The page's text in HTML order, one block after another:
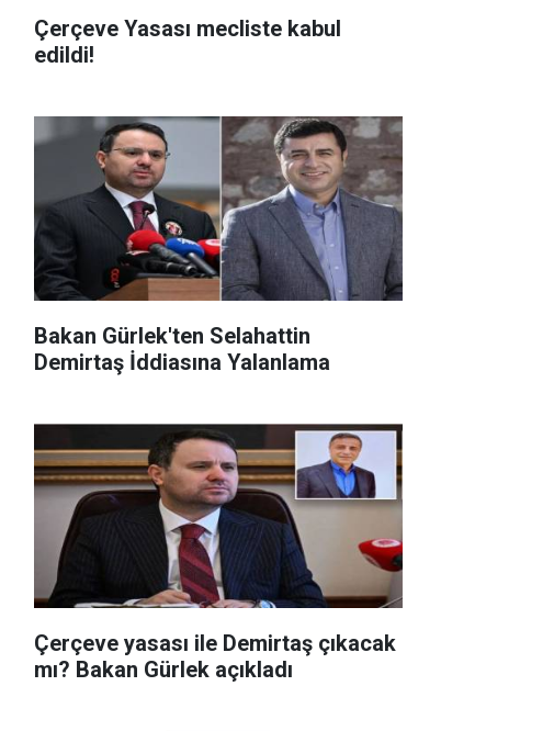
Çerçeve Yasası mecliste kabul
edildi!
Bakan Gürlek'ten Selahattin
Demirtaş İddiasına Yalanlama
Çerçeve yasası ile Demirtaş çıkacak
mı? Bakan Gürlek açıkladı